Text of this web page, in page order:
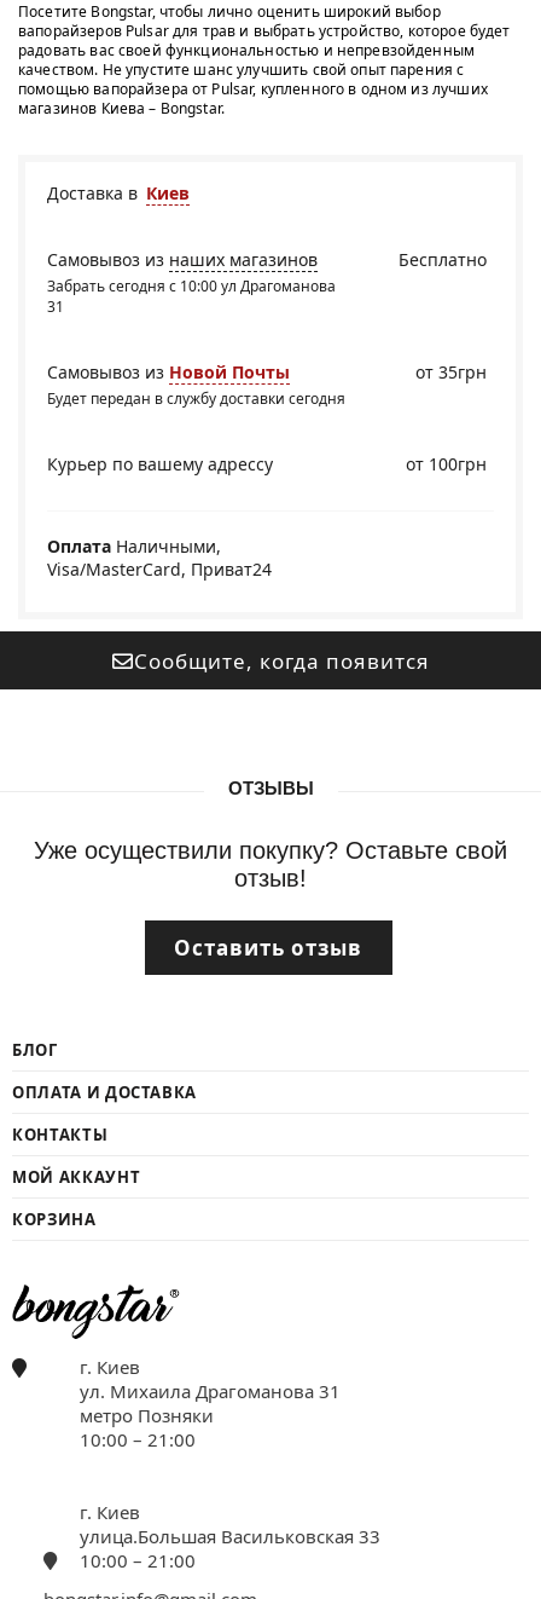
Посетите Bongstar, чтобы лично оценить широкий выбор
вапорайзеров Pulsar для трав и выбрать устройство, которое будет
радовать вас своей функциональностью и непревзойденным
качеством. Не упустите шанс улучшить свой опыт парения с
помощью вапорайзера от Pulsar, купленного в одном из лучших
магазинов Киева – Bongstar.
Доставка в Киев
Бесплатно
Самовывоз из наших магазинов
Забрать сегодня с 10:00 ул Драгоманова
31
Самовывоз из Новой Почты
Будет передан в службу доставки сегодня
от 35грн
Курьер по вашему адрессу от 100грн
Оплата Наличными,
Visa/MasterCard, Приват24
Сообщите, когда появится
ОТЗЫВЫ
Уже осуществили покупку? Оставьте свой
отзыв!
Оставить отзыв
БЛОГ
ОПЛАТА И ДОСТАВКА
КОНТАКТЫ
МОЙ АККАУНТ
КОРЗИНА
г. Киев
ул. Михаила Драгоманова 31
метро Позняки
10:00 – 21:00
г. Киев
улица.Большая Васильковская 33
10:00 – 21:00